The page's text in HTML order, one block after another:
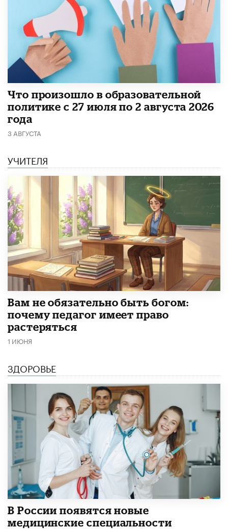
​Что произошло в образовательной
политике с 27 июля по 2 августа 2026
года
3 АВГУСТА
УЧИТЕЛЯ
​Вам не обязательно быть богом:
почему педагог имеет право
растеряться
1 ИЮНЯ
ЗДОРОВЬЕ
В России появятся новые
медицинские специальности